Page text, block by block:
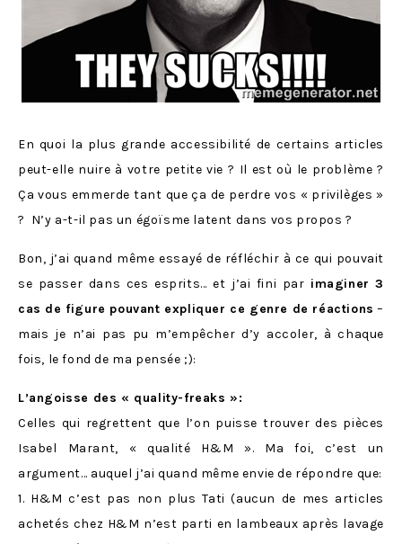
En quoi la plus grande accessibilité de certains articles
peut-elle nuire à votre petite vie ? Il est où le problème ?
Ça vous emmerde tant que ça de perdre vos « privilèges »
? N’y a-t-il pas un égoïsme latent dans vos propos ?
Bon, j’ai quand même essayé de réfléchir à ce qui pouvait
se passer dans ces esprits… et j’ai fini par imaginer 3
cas de figure pouvant expliquer ce genre de réactions –
mais je n’ai pas pu m’empêcher d’y accoler, à chaque
fois, le fond de ma pensée ;):
L’angoisse des « quality-freaks »:
Celles qui regrettent que l’on puisse trouver des pièces
Isabel Marant, « qualité H&M ». Ma foi, c’est un
argument… auquel j’ai quand même envie de répondre que:
1. H&M c’est pas non plus Tati (aucun de mes articles
achetés chez H&M n’est parti en lambeaux après lavage